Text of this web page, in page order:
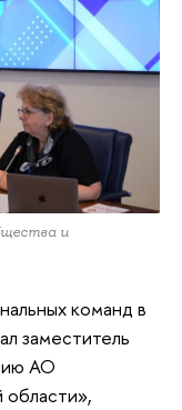
и
команд в
заместитель
АО
области»,